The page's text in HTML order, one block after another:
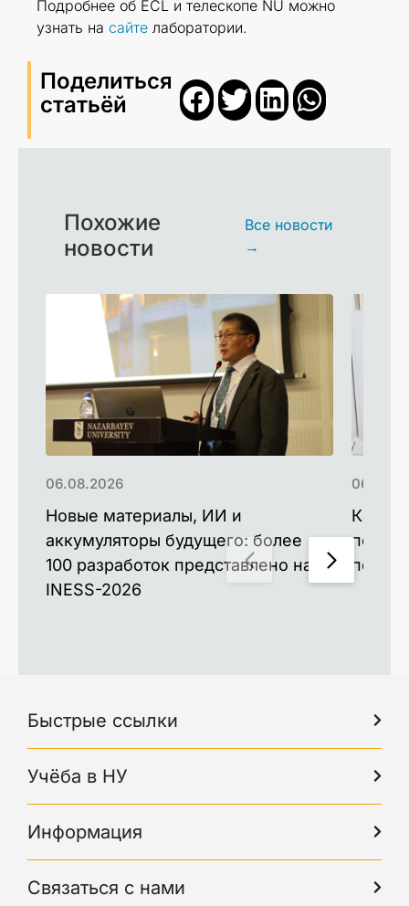
Подробнее об ECL и телескопе NU можно
узнать на сайте лаборатории.
Поделиться
статьёй
Похожие
новости
Все новости
→
Новые материалы, ИИ и
аккумуляторы будущего: более
100 разработок представлено на
INESS-2026
06.08.2026
Как
Быстрые ссылки
Учёба в НУ
Информация
Связаться с нами